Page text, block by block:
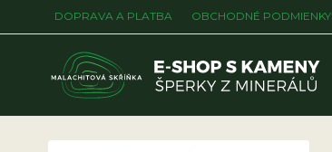
DOPRAVA A PLATBA OBCHODNÉ PODMIENKY